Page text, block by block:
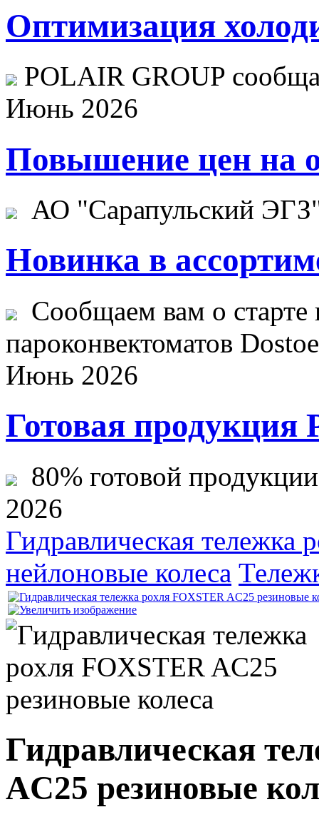
Оптимизация
POLAIR GROUP
Июнь 2026
Повышение цен на
АО "Сарапульский
Новинка в
Сообщаем вам о старте
пароконвектоматов
Июнь 2026
Готовая продукция
80% готовой
2026
Гидравлическая тележка
нейлоновые колеса
Гидравлическая
AC25 резиновые